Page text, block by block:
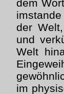
dem
der
und
Welt
im